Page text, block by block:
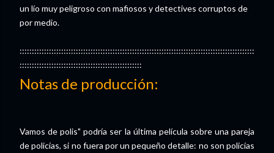
un lío muy peligroso con mafiosos y detectives corruptos de
por medio.
::::::::::::::::::::::::::::::::::::::::::::::::::::::::::::::::::::::::::::::::::::::::::::::::
::::::::::::::::::::::::::::::::::::::::::::::::::
Notas de producción:
Vamos de polis" podría ser la última película sobre una pareja
de policías, si no fuera por un pequeño detalle: no son policías